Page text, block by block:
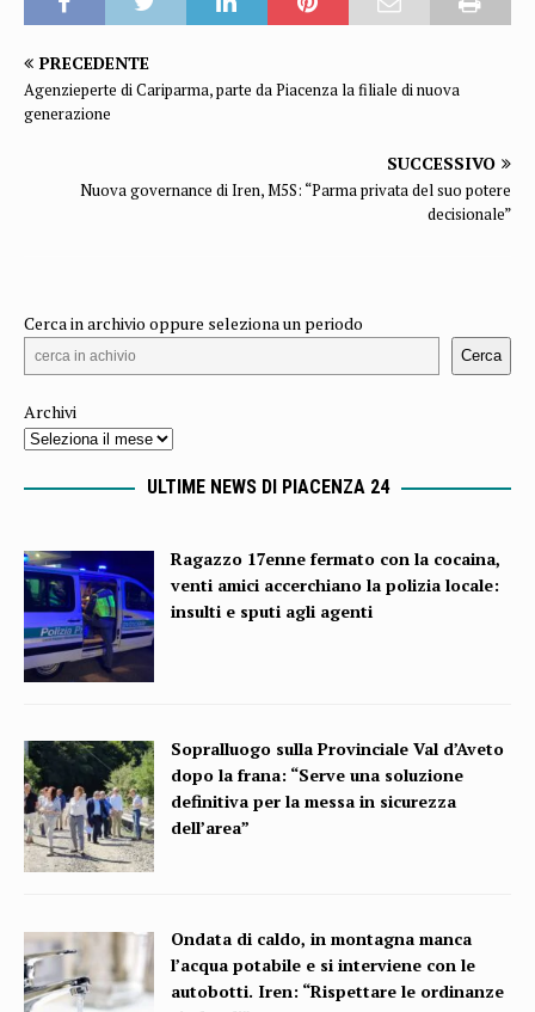
PRECEDENTE
Agenzieperte di Cariparma, parte da Piacenza la filiale di nuova
generazione
SUCCESSIVO
Nuova governance di Iren, M5S: “Parma privata del suo potere
decisionale”
Cerca in archivio oppure seleziona un periodo
Cerca
Archivi
ULTIME NEWS DI PIACENZA 24
Ragazzo 17enne fermato con la cocaina,
venti amici accerchiano la polizia locale:
insulti e sputi agli agenti
Sopralluogo sulla Provinciale Val d’Aveto
dopo la frana: “Serve una soluzione
definitiva per la messa in sicurezza
dell’area”
Ondata di caldo, in montagna manca
l’acqua potabile e si interviene con le
autobotti. Iren: “Rispettare le ordinanze